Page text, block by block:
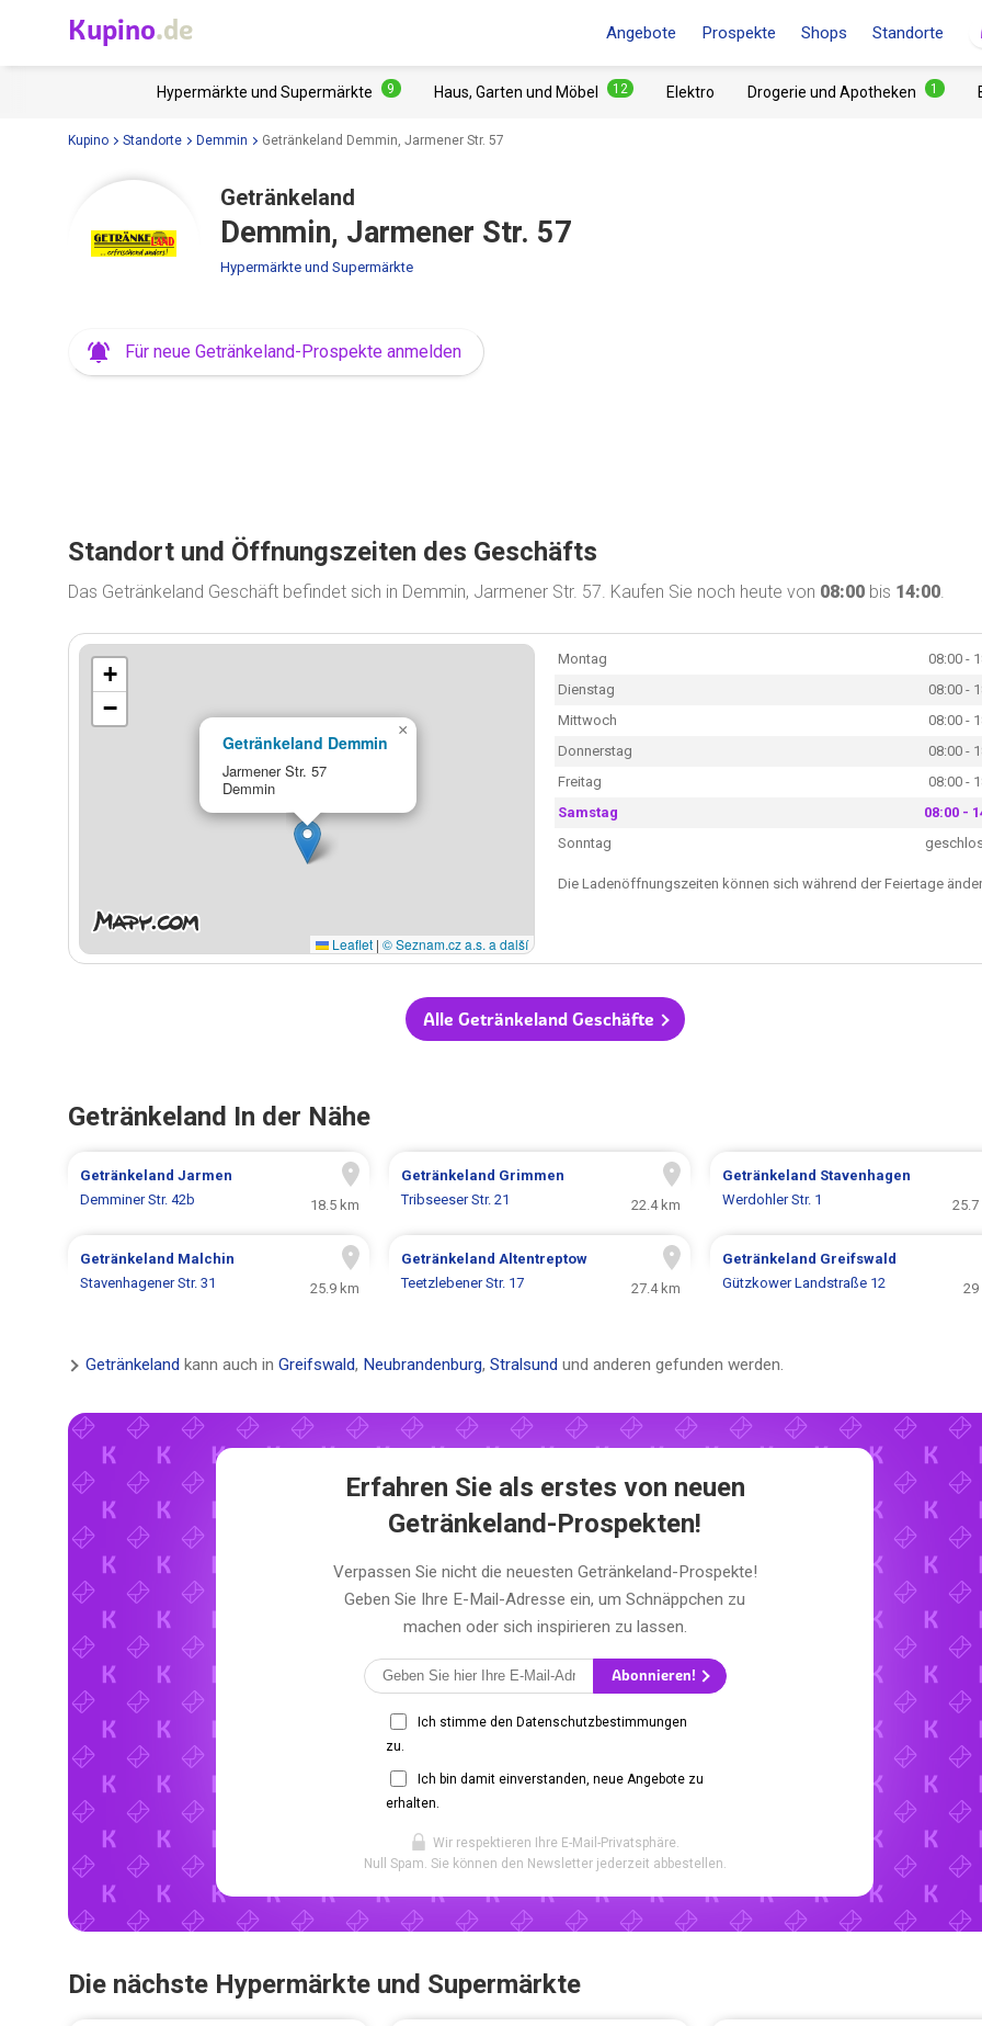
Kupino.de Angebote Prospekte Shops Standorte
Hypermärkte und Supermärkte 9 Haus, Garten und Möbel 12 Elektro Drogerie und Apotheken 1
Kupino Standorte Demmin Getränkeland Demmin, Jarmener Str. 57
Getränkeland
Demmin, Jarmener Str. 57
Hypermärkte und Supermärkte
Für neue Getränkeland-Prospekte anmelden
Standort und Öffnungszeiten des Geschäfts
Das Getränkeland Geschäft befindet sich in Demmin, Jarmener Str. 57. Kaufen Sie noch heute von 08:00 bis 14:00.
Getränkeland Demmin
Jarmener Str. 57
Demmin
×
+
−
Leaflet | © Seznam.cz a.s. a další
Montag
08:00 -
Dienstag
08:00 -
Mittwoch
08:00 -
Donnerstag
08:00 -
Freitag
08:00 -
Samstag
08:00 -
Sonntag
Die Ladenöffnungszeiten können sich während der Feiertage
Alle Getränkeland Geschäfte
Getränkeland In der Nähe
GetränkelandJarmen
Demminer Str. 42b
18.5 km
Getränkeland Grimmen
Tribseeser Str. 21
22.4 km
Getränkeland Stavenhagen
Werdohler Str. 1
25.7
Getränkeland Malchin
Stavenhagener Str. 31
25.9 km
Getränkeland Altentreptow
Teetzlebener Str. 17
27.4 km
Getränkeland Greifswald
Gützkower Landstraße 12
29
Getränkeland kann auch in Greifswald, Neubrandenburg, Stralsund und anderen gefunden werden.
Erfahren Sie als erstes von neuen
Getränkeland-Prospekten!
Verpassen Sie nicht die neuesten Getränkeland-Prospekte!
Geben Sie Ihre E-Mail-Adresse ein, um Schnäppchen zu
machen oder sich inspirieren zu lassen.
Abonnieren!
Ich stimme den Datenschutzbestimmungen
zu.
Ich bin damit einverstanden, neue Angebote zu
erhalten.
Wir respektieren Ihre E-Mail-Privatsphäre.
Null Spam. Sie können den Newsletter jederzeit abbestellen.
Die nächste Hypermärkte und Supermärkte